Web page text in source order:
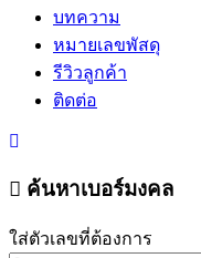
บทความ
หมายเลขพัสดุ
รีวิวลูกค้า
ติดต่อ
ค้นหาเบอร์มงคล
ใส่ตัวเลขที่ต้องการ